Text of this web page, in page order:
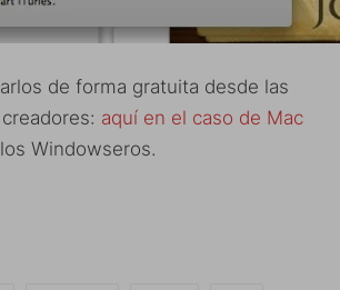
de forma gratuita desde las
aquí en el caso de Mac
Windowseros.